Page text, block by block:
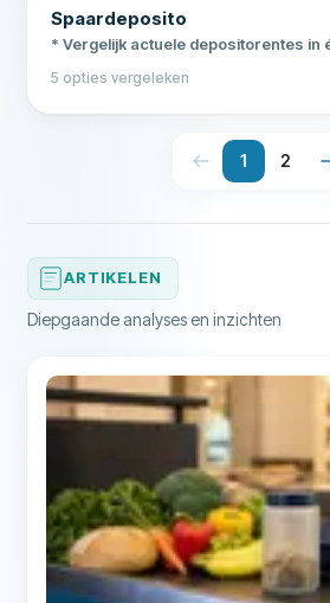
Spaardeposito
* Vergelijk actuele depositorentes in
Beschermd tot €100.000 via het
5 opties vergeleken
1 2
ARTIKELEN
Diepgaande analyses en inzichten